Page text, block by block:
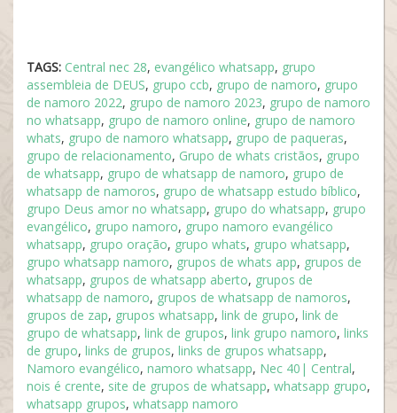
TAGS: Central nec 28, evangélico whatsapp, grupo
assembleia de DEUS, grupo ccb, grupo de namoro, grupo
de namoro 2022, grupo de namoro 2023, grupo de namoro
no whatsapp, grupo de namoro online, grupo de namoro
whats, grupo de namoro whatsapp, grupo de paqueras,
grupo de relacionamento, Grupo de whats cristãos, grupo
de whatsapp, grupo de whatsapp de namoro, grupo de
whatsapp de namoros, grupo de whatsapp estudo bíblico,
grupo Deus amor no whatsapp, grupo do whatsapp, grupo
evangélico, grupo namoro, grupo namoro evangélico
whatsapp, grupo oração, grupo whats, grupo whatsapp,
grupo whatsapp namoro, grupos de whats app, grupos de
whatsapp, grupos de whatsapp aberto, grupos de
whatsapp de namoro, grupos de whatsapp de namoros,
grupos de zap, grupos whatsapp, link de grupo, link de
grupo de whatsapp, link de grupos, link grupo namoro, links
de grupo, links de grupos, links de grupos whatsapp,
Namoro evangélico, namoro whatsapp, Nec 40| Central,
nois é crente, site de grupos de whatsapp, whatsapp grupo,
whatsapp grupos, whatsapp namoro